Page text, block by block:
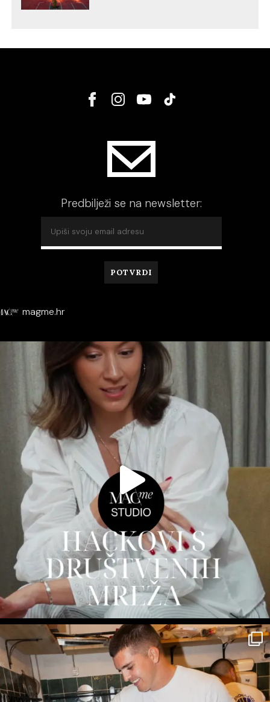
Predbilježi se na newsletter:
magme.hr